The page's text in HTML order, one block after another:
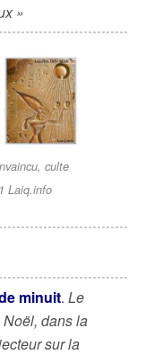
»
culte
Laiq.info
minuit.Le
Noël, dans la
sur la